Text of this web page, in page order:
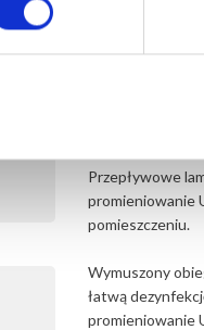
Dostępne
Przepływowe
promieniowanie
pomieszczeniu.
Wymuszony
łatwą
promieniowanie